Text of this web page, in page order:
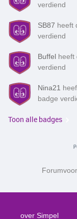
verdiend
SB87 heeft
verdiend
Buffel heeft
verdiend
Nina21
badge
Toon alle badges
over Simpel